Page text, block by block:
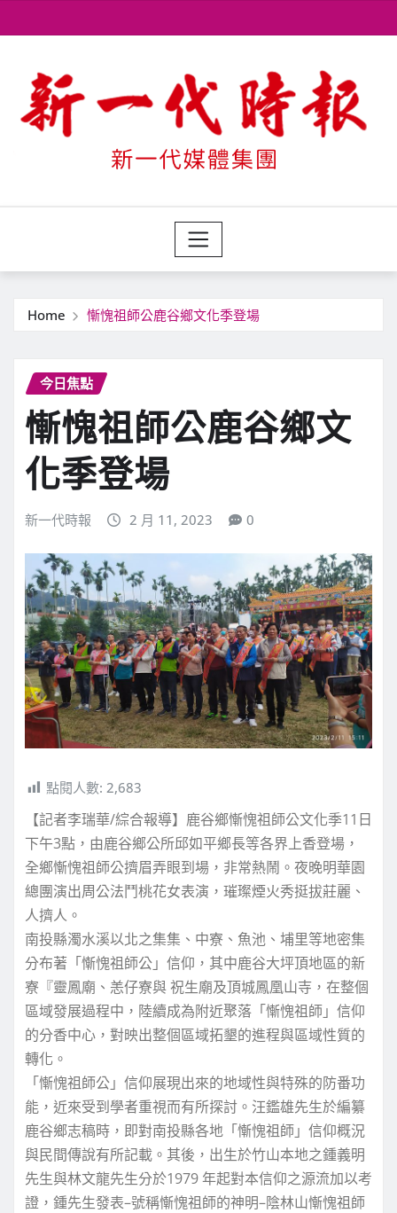
to
Home 慚愧祖師公鹿谷鄉文化季登場
今日焦點
慚愧祖師公鹿谷鄉文
化季登場
新一代時報 2 月 11, 2023 0
點閱人數: 2,683
【記者李瑞華/綜合報導】鹿谷鄉慚愧祖師公文化季11日
下午3點，由鹿谷鄉公所邱如平鄉長等各界上香登場，
全鄉慚愧祖師公擠眉弄眼到場，非常熱鬧。夜晚明華園
總團演出周公法鬥桃花女表演，璀璨煙火秀挺拔莊麗、
人擠人。
南投縣濁水溪以北之集集、中寮、魚池、埔里等地密集
分布著「慚愧祖師公」信仰，其中鹿谷大坪頂地區的新
寮『靈鳳廟、恙仔寮與 祝生廟及頂城鳳凰山寺，在整個
區域發展過程中，陸續成為附近聚落「慚愧祖師」信仰
的分香中心，對映出整個區域拓墾的進程與區域性質的
轉化。
「慚愧祖師公」信仰展現出來的地域性與特殊的防番功
能，近來受到學者重視而有所探討。汪鑑雄先生於編纂
鹿谷鄉志稿時，即對南投縣各地「慚愧祖師」信仰概況
與民間傳說有所記載。其後，出生於竹山本地之鍾義明
先生與林文龍先生分於1979 年起對本信仰之源流加以考
證，鍾先生發表–號稱慚愧祖師的神明–陰林山慚愧祖師